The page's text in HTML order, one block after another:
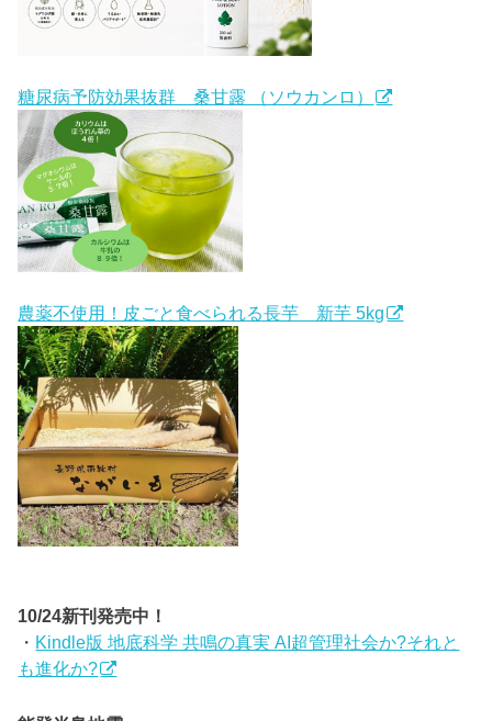
糖尿病予防効果抜群 桑甘露 （ソウカンロ）
農薬不使用！皮ごと食べられる長芋 新芋 5kg
10/24新刊発売中！
・ Kindle版 地底科学 共鳴の真実 AI超管理社会か?それと
も進化か?